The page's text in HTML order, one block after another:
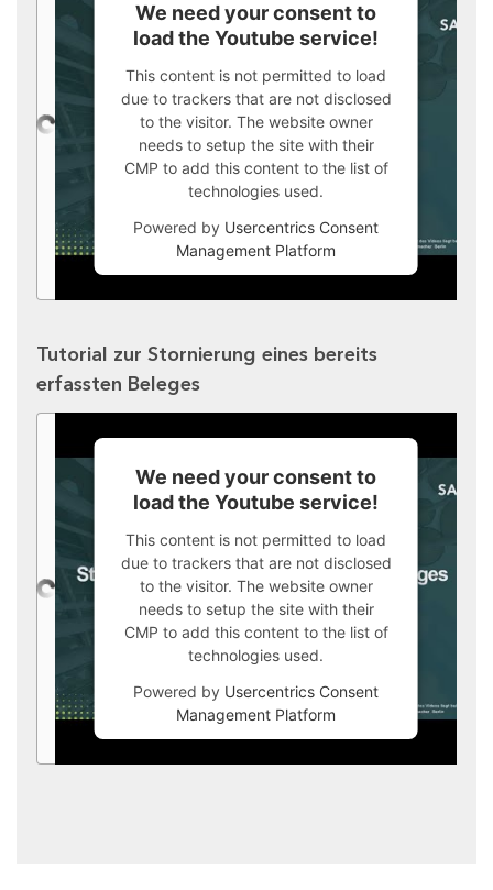
We need your consent to
load the Youtube service!
This content is not permitted to load
due to trackers that are not disclosed
to the visitor. The website owner
needs to setup the site with their
CMP to add this content to the list of
technologies used.
Powered by Usercentrics Consent
Management Platform
Tutorial zur Stornierung eines bereits
erfassten Beleges
We need your consent to
load the Youtube service!
This content is not permitted to load
due to trackers that are not disclosed
to the visitor. The website owner
needs to setup the site with their
CMP to add this content to the list of
technologies used.
Powered by Usercentrics Consent
Management Platform